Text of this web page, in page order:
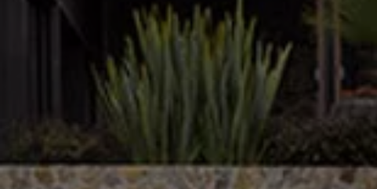
Acerca de tu auto
Protección Volkswagen
Servicios de mantenimiento incluídos
Guía de indicadores
Llamado a revisión
Respaldo Volkswagen
Cobertura de robo de autopartes
Plan de asistencia técnica
Programa de lealtad FS Xclusive
Experiencia VW
Blog
Innovación
Historia y Cultura